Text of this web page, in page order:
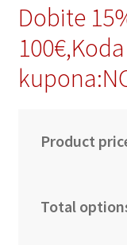
Dobite
100€,Koda
Product
Total